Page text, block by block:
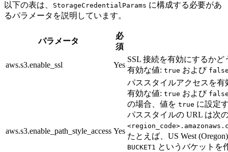
以下の表は、 StorageCredentialParams に構成する必要があ
るパラメータを説明しています。
パラメータ
必
須
aws.s3.enable_ssl Yes
SSL 接続を有効にするか
有効な値: true および
aws.s3.enable_path_style_access Yes
パススタイルアクセスを
有効な値: true および
の場合、値を true に設定
パススタイルの URL は次
たとえば、US West
BUCKET1 というバケットを